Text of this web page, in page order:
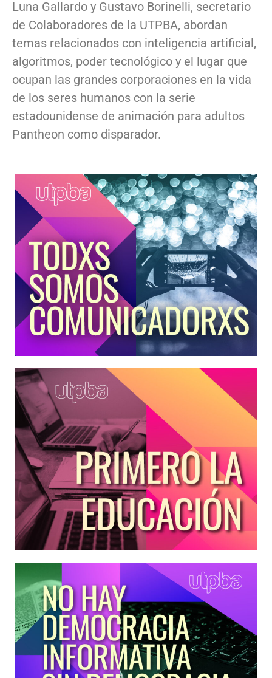
Luna Gallardo y Gustavo Borinelli, secretario
de Colaboradores de la UTPBA, abordan
temas relacionados con inteligencia artificial,
algoritmos, poder tecnológico y el lugar que
ocupan las grandes corporaciones en la vida
de los seres humanos con la serie
estadounidense de animación para adultos
Pantheon como disparador.